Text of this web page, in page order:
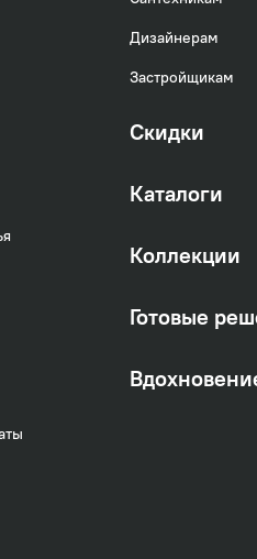
Дизайнерам
Застройщикам
Скидки
Каталоги
Коллекции
Готовые